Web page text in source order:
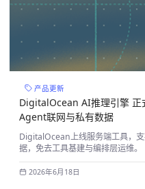
产品更新
DigitalOcean AI推理引擎 正
Agent联网与私有数据
DigitalOcean上线服务端工具，
据，免去工具基建与编排层运维。
2026年6月18日